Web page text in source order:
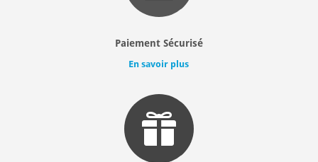
Paiement Sécurisé
En savoir plus
